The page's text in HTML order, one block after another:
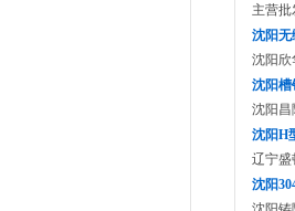
主营批
沈阳无
沈阳欣
沈阳槽
沈阳昌
沈阳H
辽宁盛
沈阳